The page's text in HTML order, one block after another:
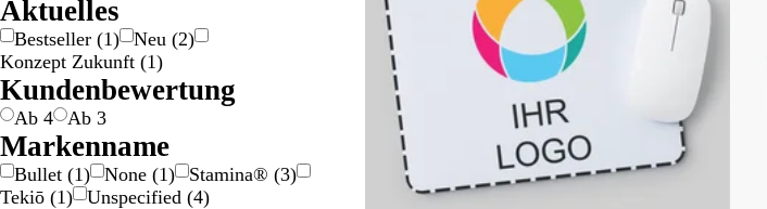
B
l
a
u
G
r
a
u
/
S
i
l
b
S
c
h
w
a
r
z
W
e
i
ß
Ak­tu­elles
Bestseller (1) Neu (2)
Konzept Zukunft (1)
Kundenbewertung
Ab 4 Ab 3
Markenname
Bullet (1) None (1) Stamina® (3)
Tekiō (1) Unspecified (4)